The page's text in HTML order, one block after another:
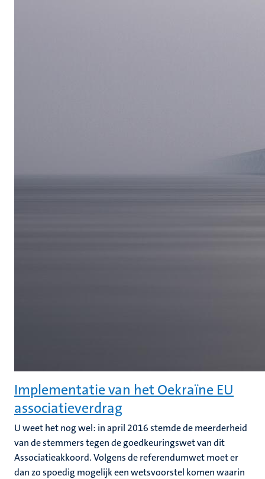
Implementatie van het Oekraïne EU
associatieverdrag
U weet het nog wel: in april 2016 stemde de meerderheid
van de stemmers tegen de goedkeuringswet van dit
Associatieakkoord. Volgens de referendumwet moet er
dan zo spoedig mogelijk een wetsvoorstel komen waarin